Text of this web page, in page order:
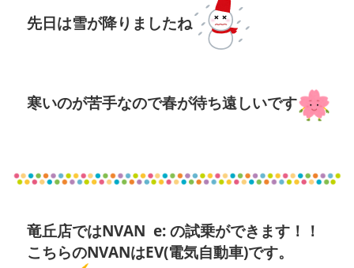
先日は雪が降りましたね
寒いのが苦手なので春が待ち遠しいです
竜丘店ではNVAN e: の試乗ができます！！
こちらのNVANはEV(電気自動車)です。